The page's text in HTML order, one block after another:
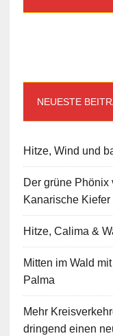
NEUESTE
Hitze, Wind und
Der grüne Phönix
Kanarische
Hitze, Calima &
Mitten im Wald
Palma
Mehr
dringend einen